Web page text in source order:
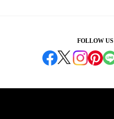
FOLLOW US